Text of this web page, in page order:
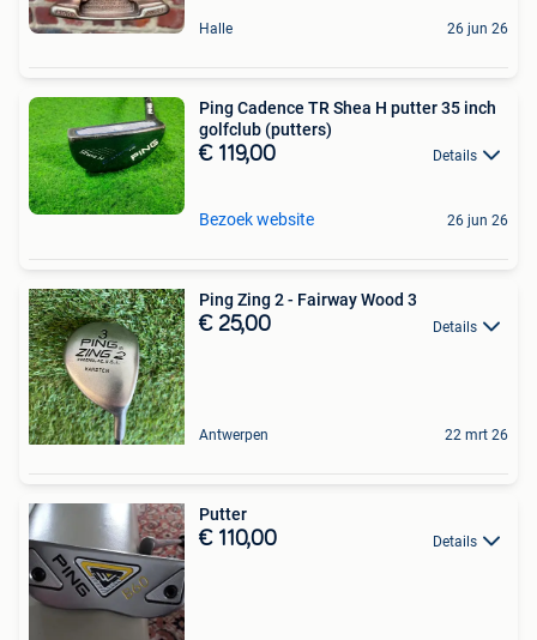
Halle 26 jun 26
Ping Cadence TR Shea H putter 35 inch
golfclub (putters)
€ 119,00 Details
Bezoek website 26 jun 26
Ping Zing 2 - Fairway Wood 3
€ 25,00 Details
Antwerpen 22 mrt 26
Putter
€ 110,00 Details